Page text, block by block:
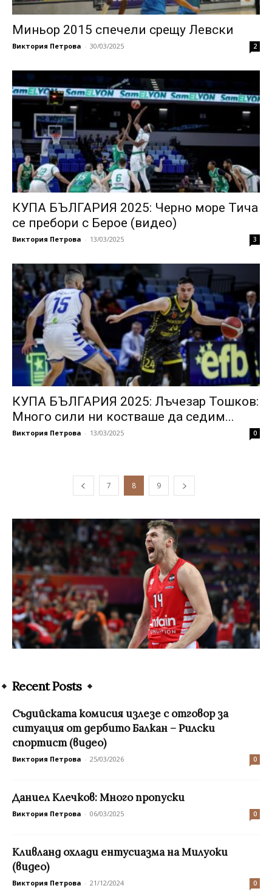
Миньор 2015 спечели срещу Левски
Виктория Петрова - 30/03/2025 2
КУПА БЪЛГАРИЯ 2025: Черно море Тича
се пребори с Берое (видео)
Виктория Петрова - 13/03/2025 3
КУПА БЪЛГАРИЯ 2025: Лъчезар Тошков:
Много сили ни костваше да седим...
Виктория Петрова - 13/03/2025 0
7 8 9
Recent Posts
Съдийската комисия излезе с отговор за
ситуация от дербито Балкан – Рилски
спортист (видео)
Виктория Петрова - 25/03/2026 0
Даниел Клечков: Много пропуски
Виктория Петрова - 06/03/2025 0
Кливланд охлади ентусиазма на Милуоки
(видео)
Виктория Петрова - 21/12/2024 0